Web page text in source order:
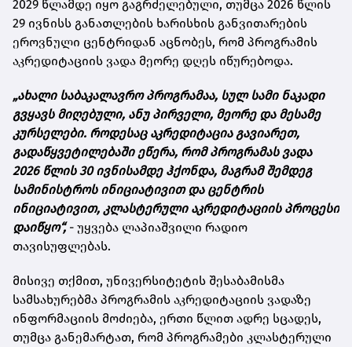
2029 წლამდე იყო გაგრძელებული, თუმცა 2026 წლის
29 ივნისს განათლების ხარისხის განვითარების
ეროვნული ცენტრიდან აცნობეს, რომ პროგრამის
აკრედიტაციის ვადა მეორე დღეს იწურებოდა.
„ახალი საბაკალავრო პროგრამაა, სულ სამი ნაკადი
გვყავს მიღებული, ანუ პირველი, მეორე და მესამე
კურსელები. როდესაც აკრედიტაცია გავიარეთ,
გადაწყვეტილებაში ეწერა, რომ პროგრამას ვადა
2026 წლის 30 ივნისამდე ჰქონდა, მაგრამ შემდეგ
სამინისტროს ინიციატივით და ცენტრის
ინიციატივით, კლასტერული აკრედიტაციის პროცესი
დაიწყო“, - უყვება ლაპიაშვილი რადიო
თავისუფლებას.
მისივე თქმით, უნივერსიტეტის შესაბამისმა
სამსახურებმა პროგრამის აკრედიტაციის ვადაზე
ინფორმაციის მოძიება, ერთი წლით ადრე სცადეს,
თუმცა განემარტათ, რომ პროგრამები კლასტერული